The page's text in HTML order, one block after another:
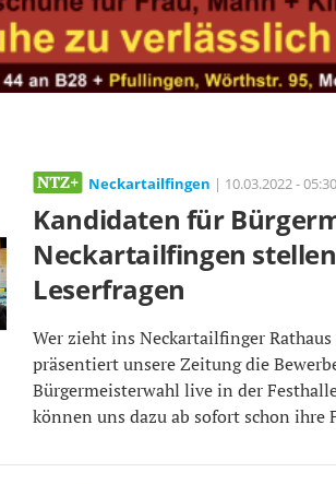
Neckartailfingen | 10.03.2022 - 05:30
Kandidaten für
Neckartailfingen
Leserfragen
Wer zieht ins Neckartailfinger
präsentiert unsere Zeitung die
Bürgermeisterwahl live in der
können uns dazu ab sofort schon ihre